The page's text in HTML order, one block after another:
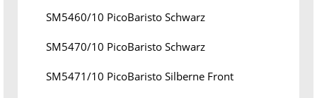
SM5460/10 PicoBaristo Schwarz
SM5470/10 PicoBaristo Schwarz
SM5471/10 PicoBaristo Silberne Front